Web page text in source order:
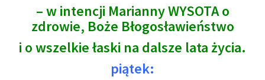
– w intencji Marianny WYSOTA o
zdrowie, Boże Błogosławieństwo
i o wszelkie łaski na dalsze lata życia.
piątek: